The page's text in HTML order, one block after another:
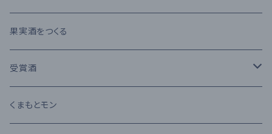
恒松酒造
豊永酒造
鳥飼酒造
アルコール度数 30%以上
アルコール度数 20%未満
アルコール度数 25%前後
ブランデー
カクテル
ワイン
お菓子
お酒のおつまみ
果実酒をつくる
受賞酒
Kura Master 2023
くまもとモン